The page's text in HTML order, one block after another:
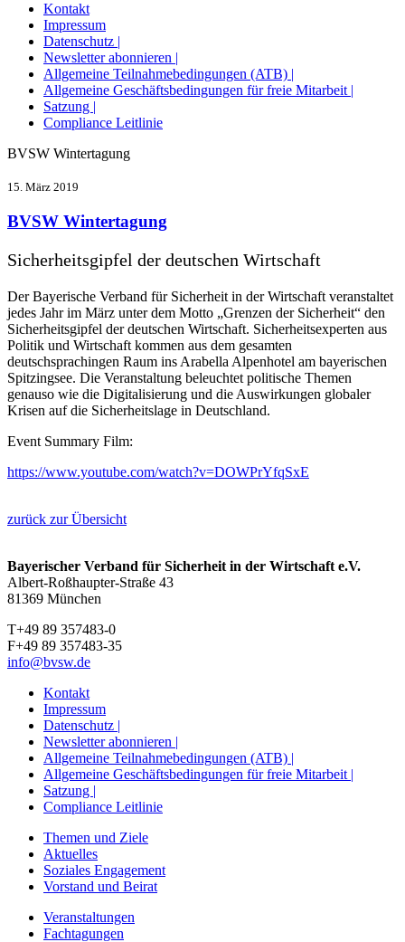
Kontakt
Impressum
Datenschutz |
Newsletter abonnieren |
Allgemeine Teilnahmebedingungen (ATB) |
Allgemeine Geschäftsbedingungen für freie Mitarbeit |
Satzung |
Compliance Leitlinie
BVSW Wintertagung
15. März 2019
BVSW Wintertagung
Sicherheitsgipfel der deutschen Wirtschaft
Der Bayerische Verband für Sicherheit in der Wirtschaft veranstaltet
jedes Jahr im März unter dem Motto „Grenzen der Sicherheit“ den
Sicherheitsgipfel der deutschen Wirtschaft. Sicherheitsexperten aus
Politik und Wirtschaft kommen aus dem gesamten
deutschsprachingen Raum ins Arabella Alpenhotel am bayerischen
Spitzingsee. Die Veranstaltung beleuchtet politische Themen
genauso wie die Digitalisierung und die Auswirkungen globaler
Krisen auf die Sicherheitslage in Deutschland.
Event Summary Film:
https://www.youtube.com/watch?v=DOWPrYfqSxE
zurück zur Übersicht
Bayerischer Verband für Sicherheit in der Wirtschaft e.V.
Albert-Roßhaupter-Straße 43
81369 München
T+49 89 357483-0
F+49 89 357483-35
info@bvsw.de
Kontakt
Impressum
Datenschutz |
Newsletter abonnieren |
Allgemeine Teilnahmebedingungen (ATB) |
Allgemeine Geschäftsbedingungen für freie Mitarbeit |
Satzung |
Compliance Leitlinie
Themen und Ziele
Aktuelles
Soziales Engagement
Vorstand und Beirat
Veranstaltungen
Fachtagungen